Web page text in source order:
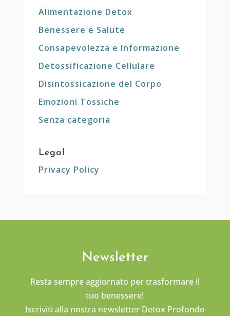
Alimentazione Detox
Benessere e Salute
Consapevolezza e Informazione
Detossificazione Cellulare
Disintossicazione del Corpo
Emozioni Tossiche
Senza categoria
Legal
Privacy Policy
Newsletter
Resta sempre aggiornato per trasformare il
tuo benessere!
Iscriviti alla nostra newsletter Detox Profondo